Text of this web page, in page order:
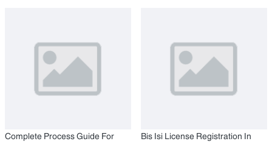
Complete Process Guide For
Bis Isi License Registration In